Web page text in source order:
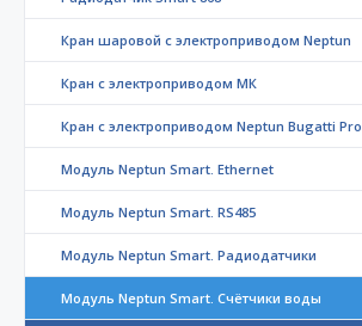
Кран шаровой с электроприводом Neptun
Кран с электроприводом МК
Кран с электроприводом Neptun Bugatti Pro
Модуль Neptun Smart. Ethernet
Модуль Neptun Smart. RS485
Модуль Neptun Smart. Радиодатчики
Модуль Neptun Smart. Счётчики воды